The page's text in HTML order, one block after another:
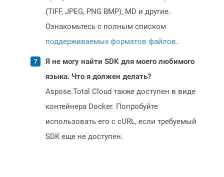
(TIFF, JPEG, PNG BMP), MD и другие.
Ознакомьтесь с полным списком
поддерживаемых форматов файлов.
Я не могу найти SDK для моего любимого
языка. Что я должен делать?
Aspose.Total Cloud также доступен в виде
контейнера Docker. Попробуйте
использовать его с cURL, если требуемый
SDK еще не доступен.